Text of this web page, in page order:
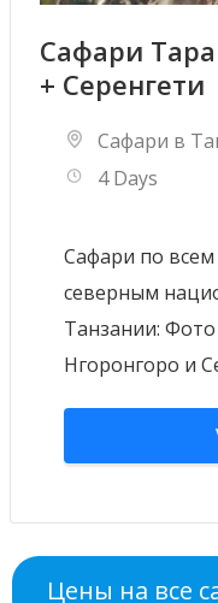
Сафари
+ Серенгети
Сафари в
4 Days
Сафари по
северным
Танзании:
Нгоронгоро и
Цены на все